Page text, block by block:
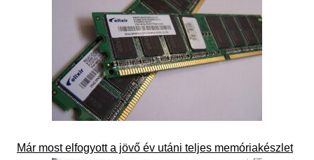
Már most elfogyott a jövő év utáni teljes memóriakészlet